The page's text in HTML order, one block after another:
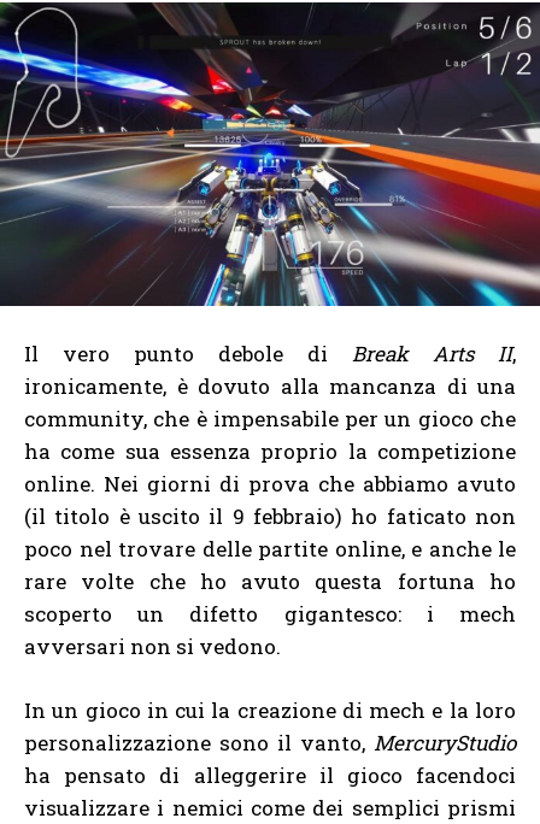
Il vero punto debole di Break Arts II,
ironicamente, è dovuto alla mancanza di una
community, che è impensabile per un gioco che
ha come sua essenza proprio la competizione
online. Nei giorni di prova che abbiamo avuto
(il titolo è uscito il 9 febbraio) ho faticato non
poco nel trovare delle partite online, e anche le
rare volte che ho avuto questa fortuna ho
scoperto un difetto gigantesco: i mech
avversari non si vedono.
In un gioco in cui la creazione di mech e la loro
personalizzazione sono il vanto, MercuryStudio
ha pensato di alleggerire il gioco facendoci
visualizzare i nemici come dei semplici prismi